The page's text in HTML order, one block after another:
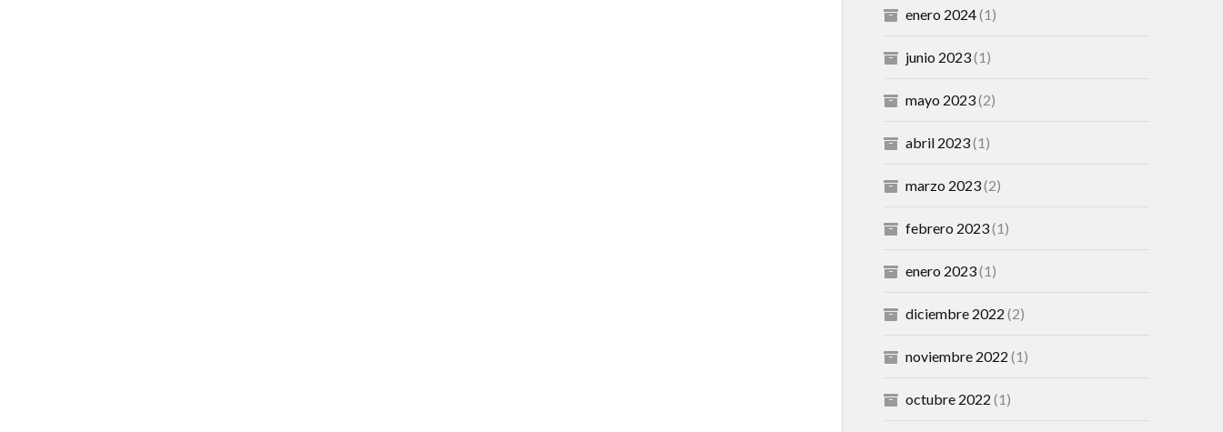
enero 2024(1)
junio 2023(1)
mayo 2023(2)
abril 2023(1)
marzo 2023(2)
febrero 2023(1)
enero 2023(1)
diciembre 2022 (2)
noviembre 2022 (1)
octubre 2022 (1)